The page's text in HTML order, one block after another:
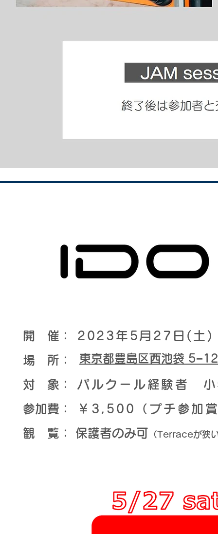
JAM
開 催：
2023年5月27日(
​場 所：
対 象：
パルクール経験者
​参加費：
￥3,500（プチ参加
観 覧： 保護者のみ可 （Terraceが狭
東京都豊島区⻄池袋